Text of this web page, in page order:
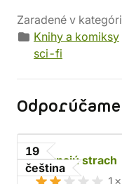
Zaradené v
Knihy a komiksy
sci-fi
Odporúčame
19
čeština
Neznajú strach
1×